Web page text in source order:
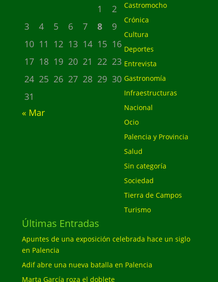
1
2
3
4 5 6 7 8
9
10 11 12 13 14 15 16
17 18 19 20 21 22 23
24 25 26 27 28 29 30
31
« Mar
Castromocho
Crónica
Cultura
Deportes
Entrevista
Gastronomía
Infraestructuras
Nacional
Ocio
Palencia y Provincia
Salud
Sin categoría
Sociedad
Tierra de Campos
Turismo
Últimas Entradas
Apuntes de una exposición celebrada hace un siglo
en Palencia
Adif abre una nueva batalla en Palencia
Marta García roza el doblete